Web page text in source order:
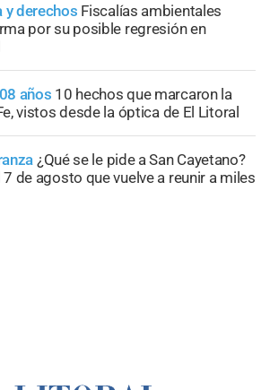
y derechos Fiscalías ambientales
por su posible regresión en
años 10 hechos que marcaron la
vistos desde la óptica de El Litoral
¿Qué se le pide a San Cayetano?
de agosto que vuelve a reunir a miles